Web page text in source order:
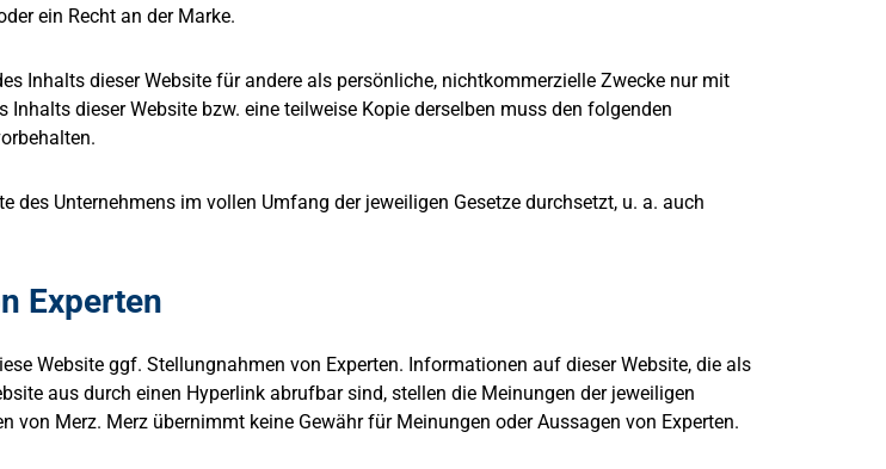
ein Recht an der Marke.
Inhalts dieser Website für andere als persönliche, nichtkommerzielle Zwecke nur mit
dieser Website bzw. eine teilweise Kopie derselben muss den folgenden
des Unternehmens im vollen Umfang der jeweiligen Gesetze durchsetzt, u. a. auch
Experten
Website ggf. Stellungnahmen von Experten. Informationen auf dieser Website, die als
aus durch einen Hyperlink abrufbar sind, stellen die Meinungen der jeweiligen
Merz. Merz übernimmt keine Gewähr für Meinungen oder Aussagen von Experten.